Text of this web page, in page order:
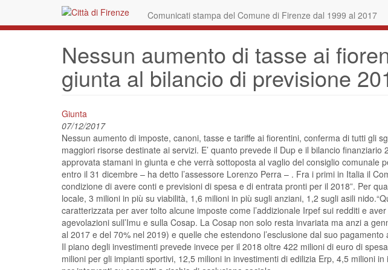
main
Comunicati stampa del Comune di Firenze dal 1999 al 2017
Nessun aumento di tasse ai
giunta al bilancio di previsione
Giunta
07/12/2017
Nessun aumento di imposte, canoni, tasse e tariffe ai fiorentini, conferma di tutti gli
maggiori risorse destinate ai servizi. E’ quanto prevede il Dup e il bilancio
approvata stamani in giunta e che verrà sottoposta al vaglio del consiglio comunale
entro il 31 dicembre – ha detto l’assessore Lorenzo Perra – . Fra i primi in Italia il
condizione di avere conti e previsioni di spesa e di entrata pronti per il 2018”. Per
locale, 3 milioni in più su viabilità, 1,6 milioni in più sugli anziani, 1,2 sugli asili
caratterizzata per aver tolto alcune imposte come l’addizionale Irpef sui redditi e
agevolazioni sull’Imu e sulla Cosap. La Cosap non solo resta invariata ma anzi a
al 2017 e del 70% nel 2019) e quelle che estendono l’esclusione dal suo
Il piano degli investimenti prevede invece per il 2018 oltre 422 milioni di euro di
milioni per gli impianti sportivi, 12,5 milioni in investimenti di edilizia Erp, 4,5 milioni